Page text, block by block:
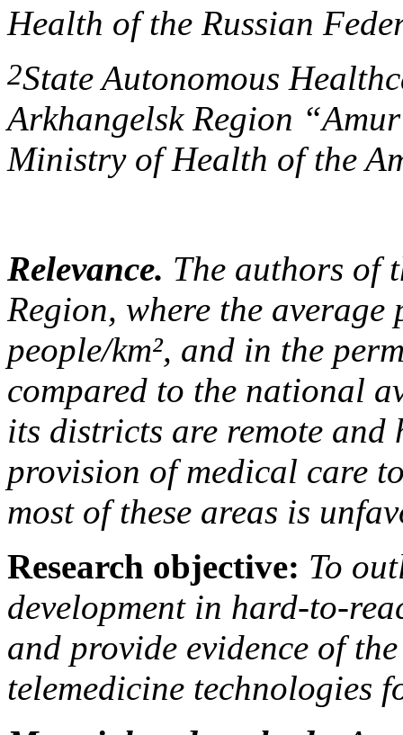
Health of the Russian
2State Autonomous
Arkhangelsk Region
Ministry of Health of the
Relevance. The authors of
Region, where the
people/km², and in the
compared to the national
its districts are remote
provision of medical care
most of these areas is
Research objective: To
development in hard-to-
and provide evidence of
telemedicine technologies